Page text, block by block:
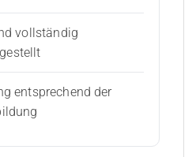
vollständig
entsprechend der